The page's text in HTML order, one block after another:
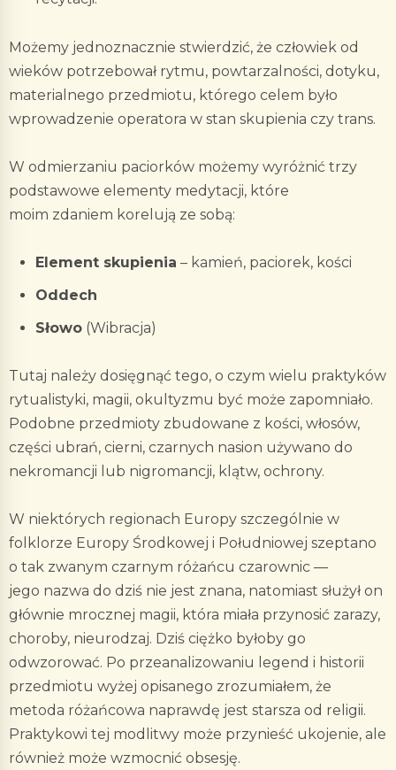
Możemy jednoznacznie stwierdzić, że człowiek od
wieków potrzebował rytmu, powtarzalności, dotyku,
materialnego przedmiotu, którego celem było
wprowadzenie operatora w stan skupienia czy trans.
W odmierzaniu paciorków możemy wyróżnić trzy
podstawowe elementy medytacji, które
moim zdaniem korelują ze sobą:
Element skupienia – kamień, paciorek, kości
Oddech
Słowo (Wibracja)
Tutaj należy dosięgnąć tego, o czym wielu praktyków
rytualistyki, magii, okultyzmu być może zapomniało.
Podobne przedmioty zbudowane z kości, włosów,
części ubrań, cierni, czarnych nasion używano do
nekromancji lub nigromancji, klątw, ochrony.
W niektórych regionach Europy szczególnie w
folklorze Europy Środkowej i Południowej szeptano
o tak zwanym czarnym różańcu czarownic —
jego nazwa do dziś nie jest znana, natomiast służył on
głównie mrocznej magii, która miała przynosić zarazy,
choroby, nieurodzaj. Dziś ciężko byłoby go
odwzorować. Po przeanalizowaniu legend i historii
przedmiotu wyżej opisanego zrozumiałem, że
metoda różańcowa naprawdę jest starsza od religii.
Praktykowi tej modlitwy może przynieść ukojenie, ale
również może wzmocnić obsesję.